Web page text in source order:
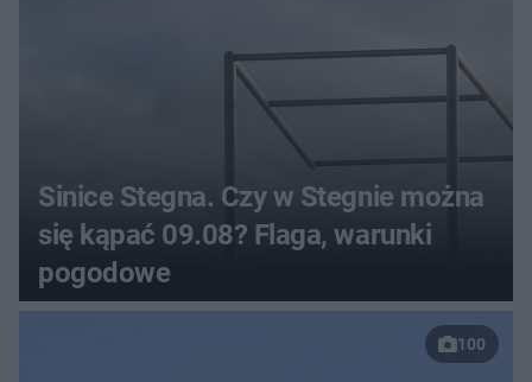
Sinice Stegna. Czy w Stegnie można
się kąpać 09.08? Flaga, warunki
pogodowe
100